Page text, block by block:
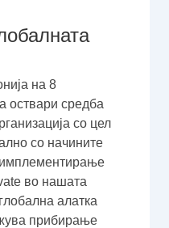
на 8
оствари средба
со цел
со начините
во нашата
алатка
прибирање